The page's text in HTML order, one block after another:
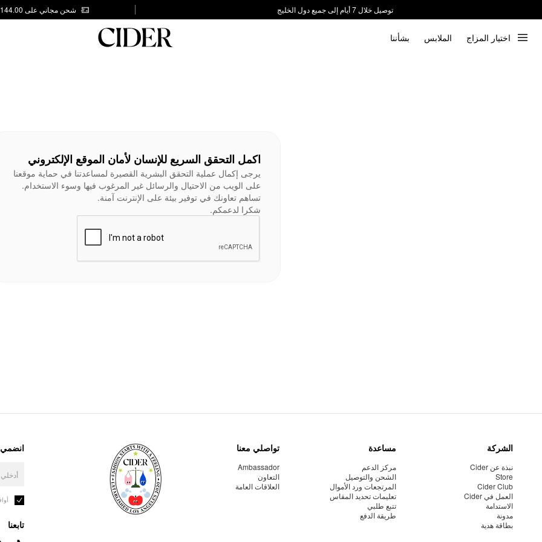
توصيل خلال 7 أيام إلى جميع دول الخليج
شحن مجاني على AED 144.00
اختيار المزاج الملابس بشأننا
اكمل التحقق السريع للإنسان لأمان الموقع الإلكتروني
يرجى إكمال عملية التحقق البشرية القصيرة لمساعدتنا في حماية موقعنا
على الويب من الاحتيال والرسائل غير المرغوب فيها وسوء الاستخدام.
تساهم تعاونك في توفير بيئة على الإنترنت آمنة.
شكرا لدعمكم.
الشركة
نبذة عن Cider
Store
Cider Club
العمل في Cider
الاستدامة
مدونة
بطاقة هدية
مساعدة
مركز الدعم
الشحن والتوصيل
المرتجعات ورد الأموال
تعليمات تحديد المقاس
تتبع طلبي
طريقة الدفع
تواصلي معنا
Ambassador
التعاون
العلاقات العامة
انضمي
تابعنا